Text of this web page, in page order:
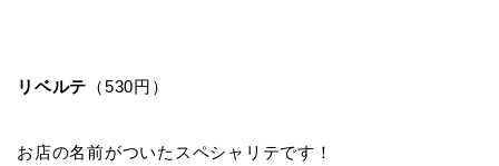
リベルテ （530円）
お店の名前がついたスペシャリテです！